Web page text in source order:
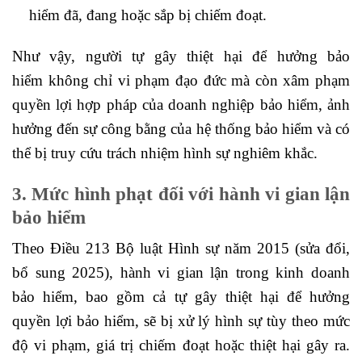
hiểm đã, đang hoặc sắp bị chiếm đoạt.
Như vậy, người tự gây thiệt hại để hưởng bảo
hiểm không chỉ vi phạm đạo đức mà còn xâm phạm
quyền lợi hợp pháp của doanh nghiệp bảo hiểm, ảnh
hưởng đến sự công bằng của hệ thống bảo hiểm và có
thể bị truy cứu trách nhiệm hình sự nghiêm khắc.
3. Mức hình phạt đối với hành vi gian lận
bảo hiểm
Theo Điều 213 Bộ luật Hình sự năm 2015 (sửa đổi,
bổ sung 2025), hành vi gian lận trong kinh doanh
bảo hiểm, bao gồm cả tự gây thiệt hại để hưởng
quyền lợi bảo hiểm, sẽ bị xử lý hình sự tùy theo mức
độ vi phạm, giá trị chiếm đoạt hoặc thiệt hại gây ra.